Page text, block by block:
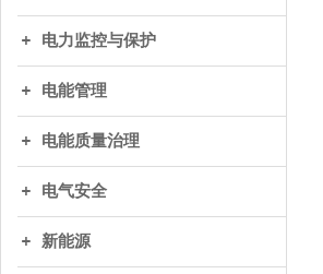
电力监控与保护
电能管理
电能质量治理
电气安全
新能源